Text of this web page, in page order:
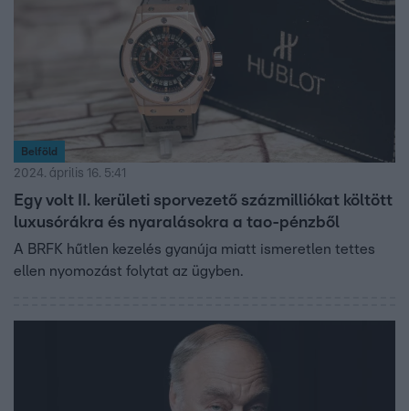
Belföld
2024. április 16. 5:41
Egy volt II. kerületi sporvezető százmilliókat költött
luxusórákra és nyaralásokra a tao-pénzből
A BRFK hűtlen kezelés gyanúja miatt ismeretlen tettes
ellen nyomozást folytat az ügyben.